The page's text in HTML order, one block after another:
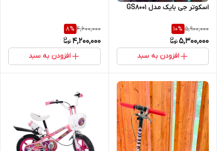
اسکوتر جی بایک مدل GS8001
5,900,000
10%
5,300,000
افزودن به سبد
4,600,000
8%
4,200,000
افزودن به سبد